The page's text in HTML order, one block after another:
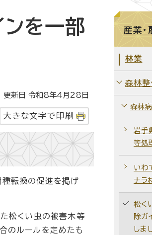
ンを一部
新日 令和8年4月28日
大きな文字で印刷
種転換の促進を掲げ
松くい虫の被害木等
のルールを定めたも
産業・
林業
森林整
森林
岩手
等処
いわ
ナラ
松く
除ガ
しま